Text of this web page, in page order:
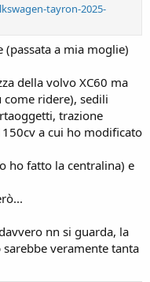
tayron-2025-
(passata a mia moglie)
della volvo XC60 ma
ridere), sedili
trazione
a cui ho modificato
ho fatto la centralina) e
nn si guarda, la
veramente tanta